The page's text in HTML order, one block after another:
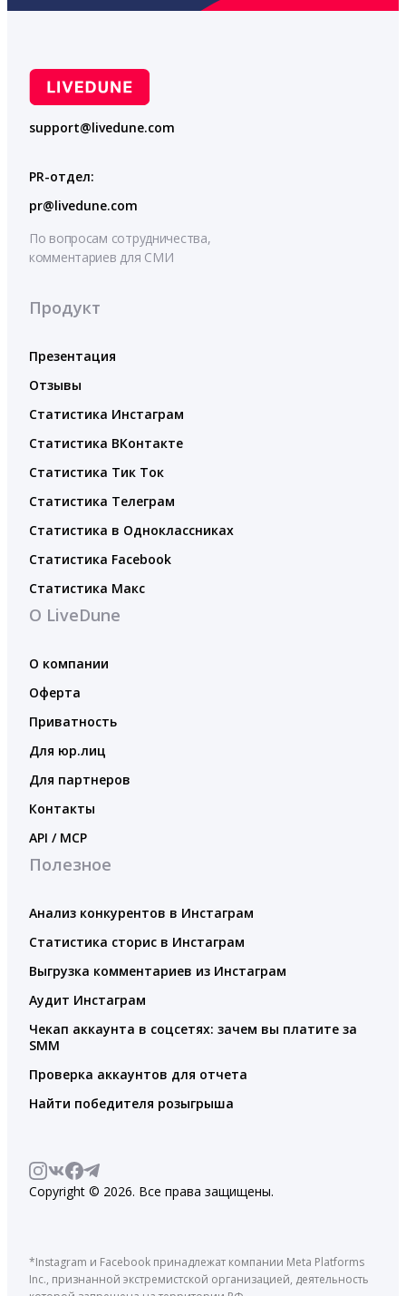
support@livedune.com
PR-отдел:
pr@livedune.com
По вопросам сотрудничества,
комментариев для СМИ
Продукт
Презентация
Отзывы
Статистика Инстаграм
Статистика ВКонтакте
Статистика Тик Ток
Статистика Телеграм
Статистика в Одноклассниках
Статистика Facebook
Статистика Макс
О LiveDune
О компании
Оферта
Приватность
Для юр.лиц
Для партнеров
Контакты
API / MCP
Полезное
Анализ конкурентов в Инстаграм
Статистика сторис в Инстаграм
Выгрузка комментариев из Инстаграм
Аудит Инстаграм
Чекап аккаунта в соцсетях: зачем вы платите за
SMM
Проверка аккаунтов для отчета
Найти победителя розыгрыша
Copyright © 2026. Все права защищены.
*Instagram и Facebook принадлежат компании Meta Platforms
Inc., признанной экстремистской организацией, деятельность